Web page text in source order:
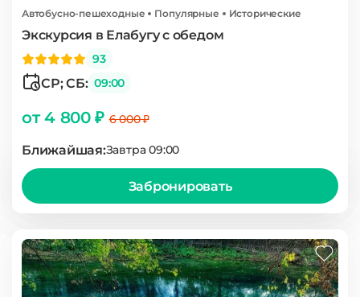
Автобусно-пешеходные Популярные Исторические
Экскурсия в Елабугу с обедом
93
СР; СБ: 09:00
от 4 800 ₽6 000 ₽
Ближайшая:Завтра 09:00
Забронировать